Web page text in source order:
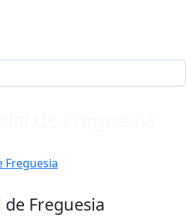
Freguesia
de Freguesia